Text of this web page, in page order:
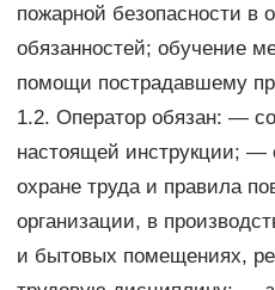
пожарной безопасности в
обязанностей; обучение
помощи пострадавшему
1.2. Оператор обязан: —
настоящей инструкции; —
охране труда и правила
организации, в
и бытовых помещениях,